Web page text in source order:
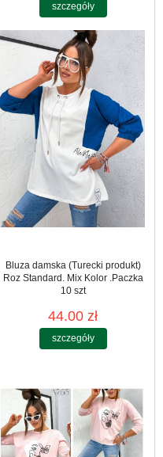
szczegóły
Bluza damska (Turecki produkt)
Roz Standard. Mix Kolor .Paczka
10 szt
44.00 zł
szczegóły